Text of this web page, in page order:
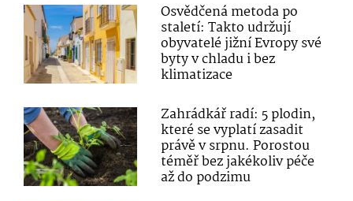
Osvědčená metoda po
staletí: Takto udržují
obyvatelé jižní Evropy své
byty v chladu i bez
klimatizace
Zahrádkář radí: 5 plodin,
které se vyplatí zasadit
právě v srpnu. Porostou
téměř bez jakékoliv péče
až do podzimu